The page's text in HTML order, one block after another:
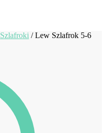
Szlafroki /Lew Szlafrok 5-6